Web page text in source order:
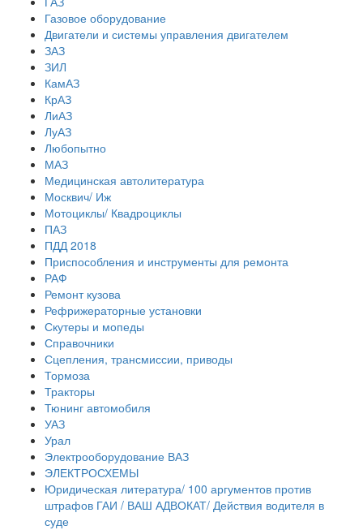
Газовое оборудование
Двигатели и системы управления двигателем
ЗАЗ
ЗИЛ
КамАЗ
КрАЗ
ЛиАЗ
ЛуАЗ
Любопытно
МАЗ
Медицинская автолитература
Москвич/ Иж
Мотоциклы/ Квадроциклы
ПАЗ
ПДД 2018
Приспособления и инструменты для ремонта
РАФ
Ремонт кузова
Рефрижераторные установки
Скутеры и мопеды
Справочники
Сцепления, трансмиссии, приводы
Тормоза
Тракторы
Тюнинг автомобиля
УАЗ
Урал
Электрооборудование ВАЗ
ЭЛЕКТРОСХЕМЫ
Юридическая литература/ 100 аргументов против
штрафов ГАИ / ВАШ АДВОКАТ/ Действия водителя в
суде